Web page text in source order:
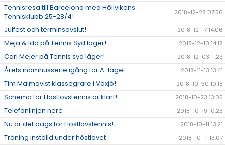
Tennisresa till Barcelona med Höllvikens
Tennisklubb 25-28/4!
2018-12-28 07:56
Julfest och terminsavslut! 2018-12-17 14:06
Meja & Ida på Tennis Syd läger! 2018-12-10 14:18
Carl Mejer på Tennis syd läger! 2018-12-03 11:23
Årets inomhusserie igång för A-laget 2018-11-13 13:41
Tim Malmqvist klassegrare i Växjö! 2018-10-30 10:18
Schema för Höstlovstennis är klart! 2018-10-23 13:05
Telefonlinjen nere 2018-10-19 10:23
Nu är det dags för Höstlovstennis! 2018-10-11 13:21
Träning inställd under höstlovet 2018-10-11 13:07